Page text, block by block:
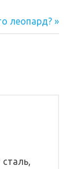
леопард?